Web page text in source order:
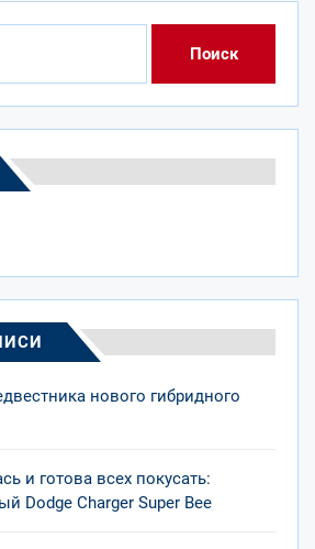
нового гибридного
и готова всех покусать:
Dodge Charger Super Bee